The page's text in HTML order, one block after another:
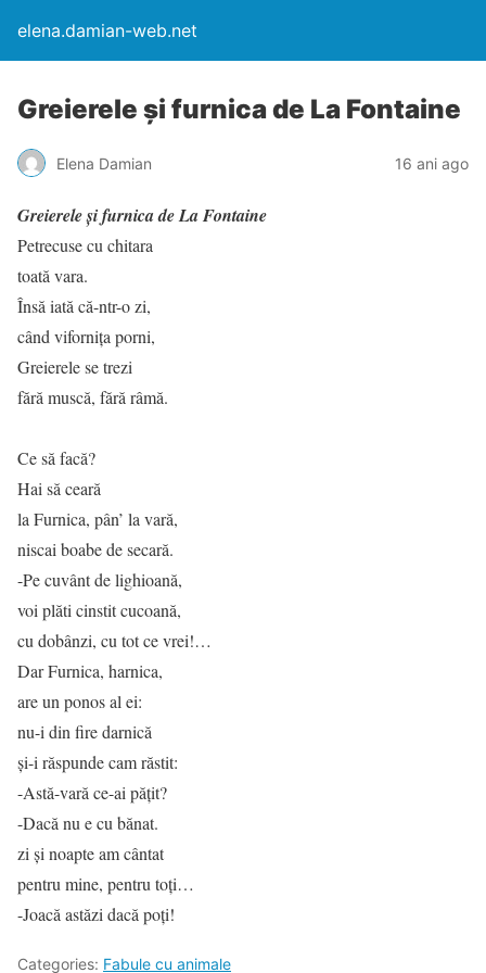
elena.damian-web.net
Greierele și furnica de La Fontaine
Elena Damian 16 ani ago
Greierele și furnica de La Fontaine
Petrecuse cu chitara
toată vara.
Însă iată că-ntr-o zi,
când vifornița porni,
Greierele se trezi
fără muscă, fără râmă.
Ce să facă?
Hai să ceară
la Furnica, pân’ la vară,
niscai boabe de secară.
-Pe cuvânt de lighioană,
voi plăti cinstit cucoană,
cu dobânzi, cu tot ce vrei!…
Dar Furnica, harnica,
are un ponos al ei:
nu-i din fire darnică
și-i răspunde cam răstit:
-Astă-vară ce-ai pățit?
-Dacă nu e cu bănat.
zi şi noapte am cântat
pentru mine, pentru toți…
-Joacă astăzi dacă poți!
Categories: Fabule cu animale